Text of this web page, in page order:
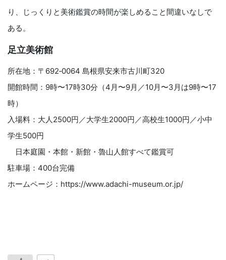
り、じっくりと美術鑑賞の時間が楽しめること間違いなしで
ある。
足立美術館
所在地：〒692‐0064 島根県安来市古川町320
開館時間：9時〜17時30分（4月〜9月／10月〜3月は9時〜17
時）
入場料：大人2500円／大学生2000円／高校生1000円／小中
学生500円
日本庭園・本館・新館・魯山人館すべて鑑賞可
駐車場：400台完備
ホームページ：https://www.adachi-museum.or.jp/